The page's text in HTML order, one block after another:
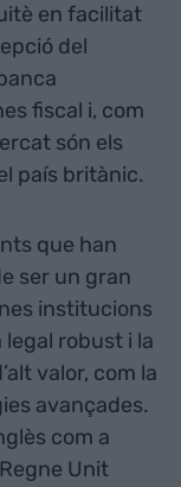
en facilitat
del
fiscal i, com
són els
país britànic.
que han
ser un gran
institucions
robust i la
valor, com la
avançades.
com a
Unit